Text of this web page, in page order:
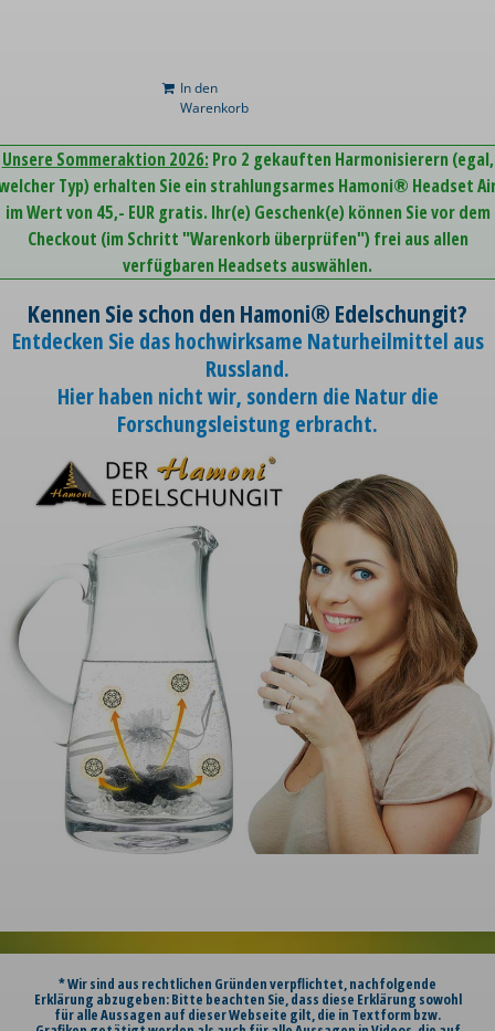
In den
Warenkorb
Unsere Sommeraktion 2026: Pro 2 gekauften Harmonisierern (egal,
Typ) erhalten Sie ein strahlungsarmes Hamoni® Headset
im Wert von 45,- EUR gratis. Ihr(e) Geschenk(e) können Sie vor dem
Checkout (im Schritt "Warenkorb überprüfen") frei aus allen
verfügbaren Headsets auswählen.
Kennen Sie schon den Hamoni® Edelschungit?
Entdecken Sie das hochwirksame Naturheilmittel aus
Russland.
Hier haben nicht wir, sondern die Natur die
Forschungsleistung erbracht.
* Wir sind aus rechtlichen Gründen verpflichtet, nachfolgende
Erklärung abzugeben: Bitte beachten Sie, dass diese Erklärung sowohl
für alle Aussagen auf dieser Webseite gilt, die in Textform bzw.